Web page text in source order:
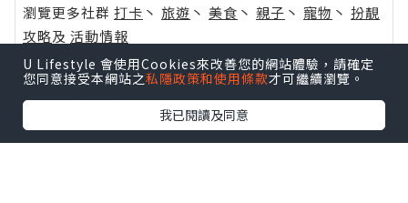
瀏覽更多社群 打卡 丶 旅遊 丶 美食 丶 親子 丶 寵物 丶 扮靚
攻略及 活動情報
U Blog開咗WhatsApp啦！發掘更多吃喝玩樂資訊！
Follow 我哋！
U Lifestyle 會使用Cookies來改善您的網站體驗，請確定
您同意接受本網站之私隱政策和使用條款才可繼續瀏覽。
我已閱讀及同意